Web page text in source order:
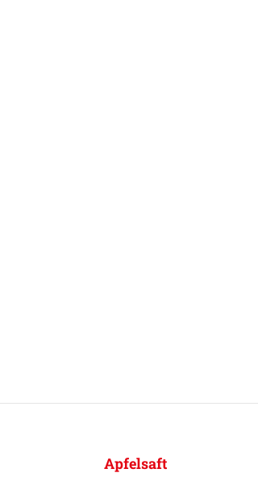
Apfelsaft